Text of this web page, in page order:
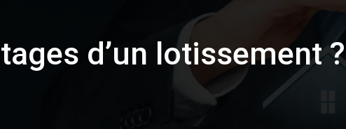
d’un lotissement ?